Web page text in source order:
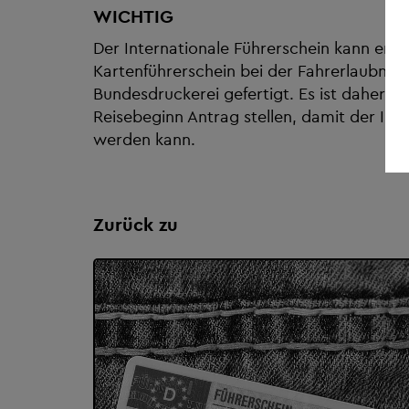
WICHTIG
Der Internationale Führerschein kann
Kartenführerschein bei der
Bundesdruckerei gefertigt. Es ist daher
Reisebeginn Antrag stellen, damit der
werden kann.
Zurück zu